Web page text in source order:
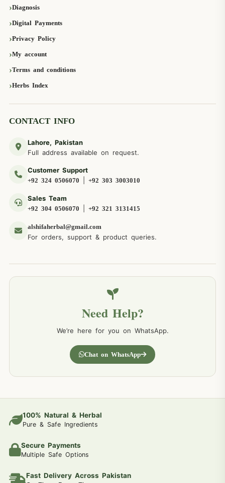
Diagnosis
Digital Payments
Privacy Policy
My account
Terms and conditions
Herbs Index
CONTACT INFO
Lahore, Pakistan
Full address available on request.
Customer Support
+92 324 0506070 +92 303 3003010
Sales Team
+92 304 0506070 +92 321 3131415
alshifaherbal@gmail.com
For orders, support & product queries.
Need Help?
We’re here for you on WhatsApp.
Chat on WhatsApp
100% Natural & Herbal
Pure & Safe Ingredients
Secure Payments
Multiple Safe Options
Fast Delivery Across Pakistan